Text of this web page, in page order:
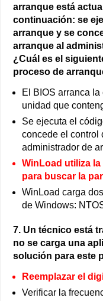
arranque está
continuación: se
arranque y se
arranque al
¿Cuál es el
proceso de
El BIOS arranca
unidad que
Se ejecuta el
concede el control
administrador de
WinLoad utiliza la
para buscar la
WinLoad carga
de Windows:
7. Un técnico está
no se carga una
solución para este
Reemplazar el
Verificar la